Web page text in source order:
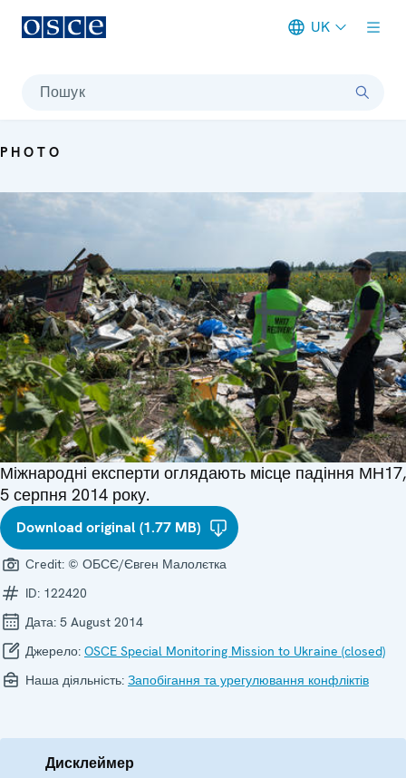
UK
Пошук
PHOTO
Міжнародні експерти оглядають місце падіння МН17,
5 серпня 2014 року.
Download original (1.77 MB)
Credit: © ОБСЄ/Євген Малолєтка
ID: 122420
Дата: 5 August 2014
Джерело: OSCE Special Monitoring Mission to Ukraine (closed)
Наша діяльність: Запобігання та урегулювання конфліктів
Дисклеймер